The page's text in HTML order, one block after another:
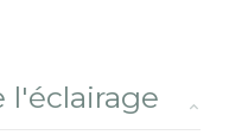
l'éclairage